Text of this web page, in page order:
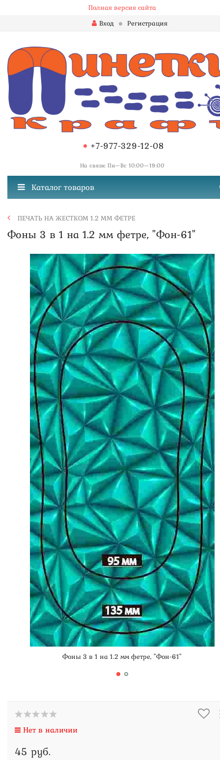
Полная версия сайта
Вход
Регистрация
+7-977-329-12-08
На связи: Пн—Вс 10:00—19:00
Каталог товаров
ПЕЧАТЬ НА ЖЕСТКОМ 1.2 ММ ФЕТРЕ
Фоны 3 в 1 на 1.2 мм фетре, "Фон-61"
Фоны 3 в 1 на 1.2 мм фетре, "Фон-61"
Нет в наличии
45 руб.